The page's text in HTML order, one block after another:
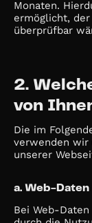
Monaten.
ermöglicht,
überprüfbar
2.
von
Die im
verwenden wir
unserer
a. Web-Daten
Bei Web-